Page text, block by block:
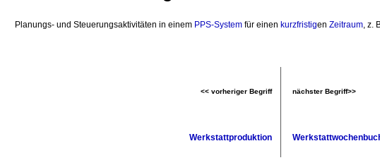
Planungs- und Steuerungsaktivitäten in einem PPS-System für einen kurzfristigen Zeitraum, z.
<< vorheriger Begriff nächster Begriff>>
Werkstattproduktion